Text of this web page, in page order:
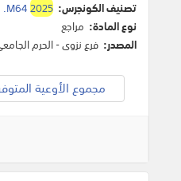
تصنيف الكونجرس:
.M642025
نوع المادة: مراجع
المصدر: فرع نزوى - الحرم
مجموع الأوعية